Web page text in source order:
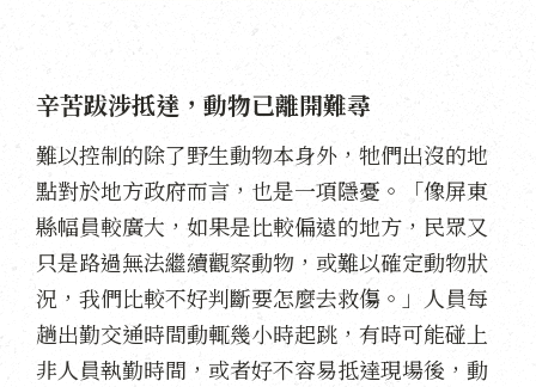
辛苦跋涉抵達，動物已離開難尋
難以控制的除了野生動物本身外，牠們出沒的地
點對於地方政府而言，也是一項隱憂。「像屏東
縣幅員較廣大，如果是比較偏遠的地方，民眾又
只是路過無法繼續觀察動物，或難以確定動物狀
況，我們比較不好判斷要怎麼去救傷。」人員每
趟出勤交通時間動輒幾小時起跳，有時可能碰上
非人員執勤時間，或者好不容易抵達現場後，動